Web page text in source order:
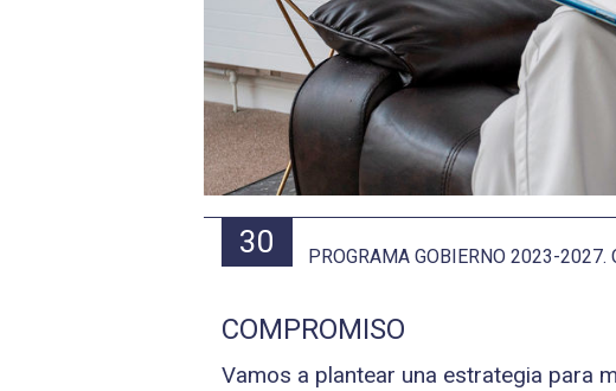
30 PROGRAMA GOBIERNO 2023-2027.
COMPROMISO
Vamos a plantear una estrategia para